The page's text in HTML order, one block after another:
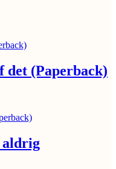
det (Paperback)
aldrig